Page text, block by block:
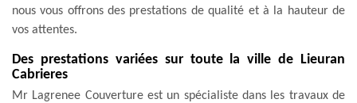
nous vous offrons des prestations de qualité et à la hauteur de
vos attentes.
Des prestations variées sur toute la ville de Lieuran
Cabrieres
Mr Lagrenee Couverture est un spécialiste dans les travaux de